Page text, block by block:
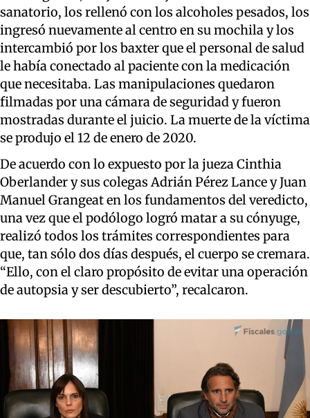
sanatorio, los rellenó con los alcoholes pesados, los
ingresó nuevamente al centro en su mochila y los
intercambió por los baxter que el personal de salud
le había conectado al paciente con la medicación
que necesitaba. Las manipulaciones quedaron
filmadas por una cámara de seguridad y fueron
mostradas durante el juicio. La muerte de la víctima
se produjo el 12 de enero de 2020.
De acuerdo con lo expuesto por la jueza Cinthia
Oberlander y sus colegas Adrián Pérez Lance y Juan
Manuel Grangeat en los fundamentos del veredicto,
una vez que el podólogo logró matar a su cónyuge,
realizó todos los trámites correspondientes para
que, tan sólo dos días después, el cuerpo se cremara.
“Ello, con el claro propósito de evitar una operación
de autopsia y ser descubierto”, recalcaron.